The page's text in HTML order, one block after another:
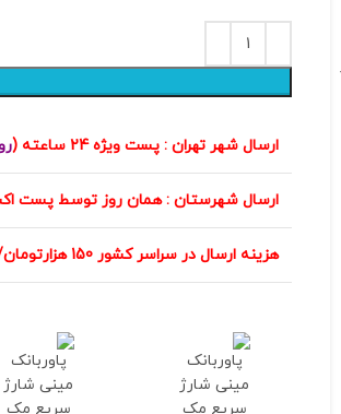
ارسال شهر تهران : پست ویژه 24 ساعته ( روش های
ارسال شهرستان : همان روز توسط پست اکسپرس
هزینه ارسال در سراسر کشور 150 هزارتومان/ سفارش بالای 4 میلیون تومان هزینه ارسال رایگان